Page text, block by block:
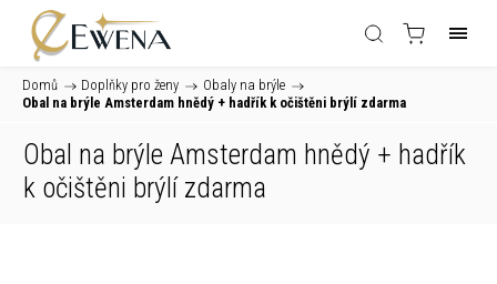
Domů / Doplňky pro ženy / Obaly na brýle /
Obal na brýle Amsterdam hnědý + hadřík k očištěni brýlí zdarma
Obal na brýle Amsterdam hnědý + hadřík
k očištěni brýlí zdarma